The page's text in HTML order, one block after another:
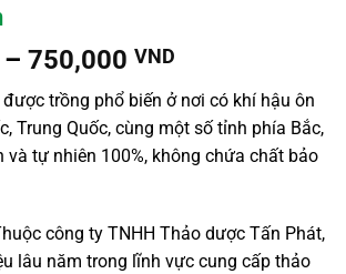
– 750,000 VND
từ
90,000 VND
đến
trồng phổ biến ở nơi có khí hậu ôn
Trung Quốc, cùng một số tỉnh phía Bắc,
và tự nhiên 100%, không chứa chất bảo
công ty TNHH Thảo dược Tấn Phát,
lâu năm trong lĩnh vực cung cấp thảo